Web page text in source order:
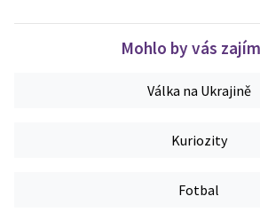
Mohlo by vás
Válka na Ukrajině
Kuriozity
Fotbal